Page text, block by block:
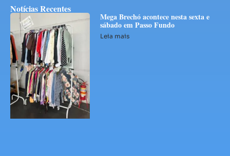
Notícias Recentes
Mega Brechó acontece nesta sexta e
sábado em Passo Fundo
Leia mais